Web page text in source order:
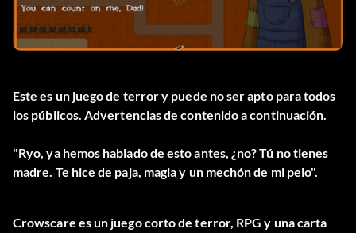
Este es un juego de terror y puede no ser apto para todos
los públicos. Advertencias de contenido a continuación.
"Ryo, ya hemos hablado de esto antes, ¿no? Tú no tienes
madre. Te hice de paja, magia y un mechón de mi pelo".
Crowscare es un juego corto de terror, RPG y una carta